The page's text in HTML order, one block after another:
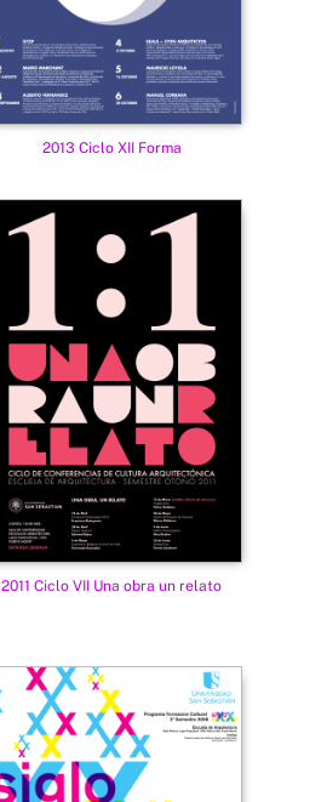
2013 Ciclo XII Forma
2011 Ciclo VII Una obra un relato